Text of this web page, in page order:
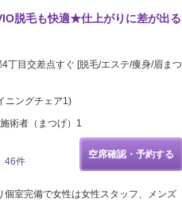
脱毛も快適★仕上がりに差が出る
丁目交差点すぐ [脱毛/エステ/痩身/眉まつ
ニングチェア1)
術者（まつげ）1
46件
空席確認・予約する
室完備で女性は女性スタッフ、メンズ